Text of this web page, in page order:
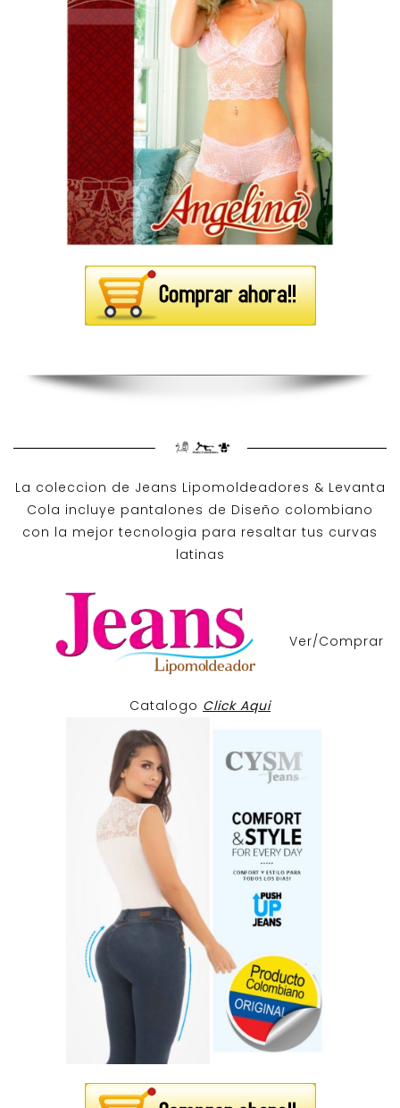
La coleccion de Jeans Lipomoldeadores & Levanta
Cola incluye pantalones de Diseño colombiano
con la mejor tecnologia para resaltar tus curvas
latinas
Ver/Comprar
Catalogo Click Aqui